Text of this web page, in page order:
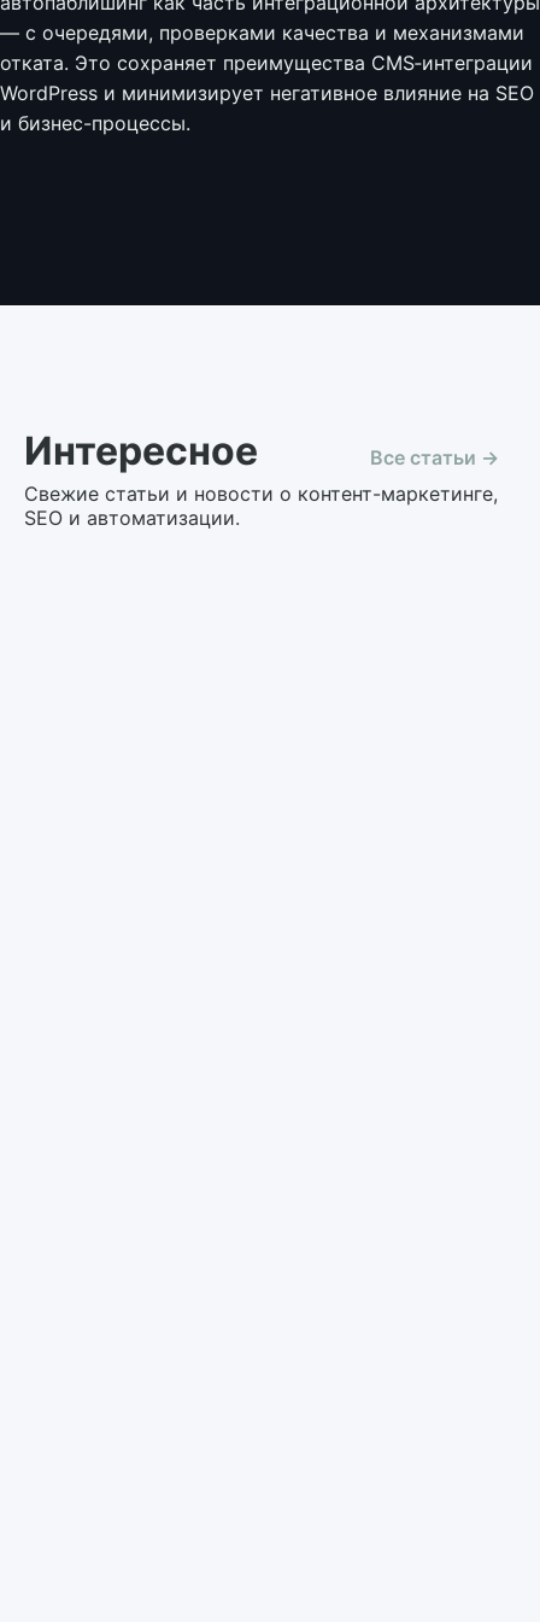
— с очередями, проверками качества и механизмами
отката. Это сохраняет преимущества CMS‑интеграции
WordPress и минимизирует негативное влияние на SEO
и бизнес-процессы.
Интересное
Все статьи →
Свежие статьи и новости о контент-маркетинге,
SEO и автоматизации.